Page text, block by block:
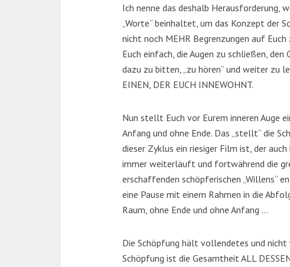
Ich nenne das deshalb Herausforderung,
„Worte“ beinhaltet, um das Konzept der
nicht noch MEHR Begrenzungen auf
Euch einfach, die Augen zu schließen, den
dazu zu bitten, „zu hören“ und weiter zu
EINEN, DER EUCH INNEWOHNT.
Nun stellt Euch vor Eurem inneren Auge
Anfang und ohne Ende. Das „stellt“ die
dieser Zyklus ein riesiger Film ist, der
immer weiterläuft und fortwährend die
erschaffenden schöpferischen „Willens“
eine Pause mit einem Rahmen in die
Raum, ohne Ende und ohne Anfang …
Die Schöpfung hält vollendetes und
Schöpfung ist die Gesamtheit ALL